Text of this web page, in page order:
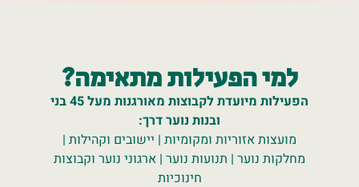
למי הפעילות מתאימה?
הפעילות מיועדת לקבוצות מאורגנות מעל 45 בני
ובנות נוער דרך:
מועצות אזוריות ומקומיות | יישובים וקהילות |
מחלקות נוער | תנועות נוער | ארגוני נוער וקבוצות
חינוכיות